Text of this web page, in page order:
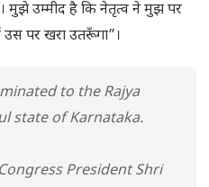
मुझे उम्मीद है कि नेतृत्व ने मुझ पर
उस पर खरा उतरूँगा”।
to the Rajya
state of Karnataka.
President Shri